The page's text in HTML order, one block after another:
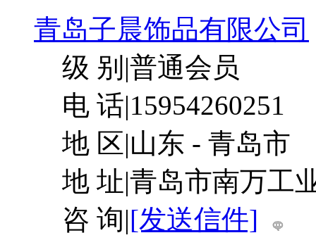
青岛子晨饰品有限公司
级 别 |普通会员
电 话|15954260251
地 区|山东 - 青岛市
地 址|青岛市南万工
咨 询|[发送信件]